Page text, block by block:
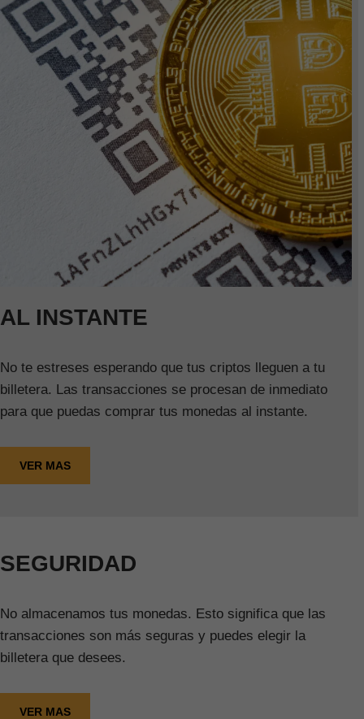
AL INSTANTE
No te estreses esperando que tus criptos lleguen a tu
billetera. Las transacciones se procesan de inmediato
para que puedas comprar tus monedas al instante.
VER MAS
SEGURIDAD
No almacenamos tus monedas. Esto significa que las
transacciones son más seguras y puedes elegir la
billetera que desees.
VER MAS